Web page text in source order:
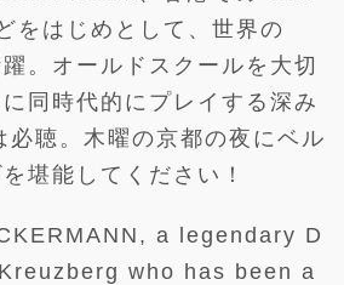
はじめとして、世界の
。オールドスクールを大切
同時代的にプレイする深み
聴。木曜の京都の夜にベル
堪能してください！
a legendary D
who has been a